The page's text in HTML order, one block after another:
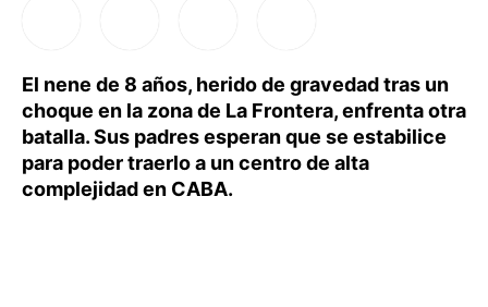
El nene de 8 años, herido de gravedad tras un
choque en la zona de La Frontera, enfrenta otra
batalla. Sus padres esperan que se estabilice
para poder traerlo a un centro de alta
complejidad en CABA.